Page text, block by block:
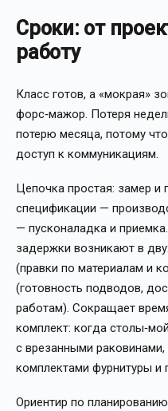
Сроки: от
работу
Класс готов, а «мокрая»
форс‑мажор. Потеря
потерю месяца, потому
доступ к коммуникациям.
Цепочка простая: замер и
спецификации —
— пусконаладка и
задержки возникают в
(правки по материалам и
(готовность подводов,
работам). Сокращает
комплект: когда
с врезанными
комплектами фурнитуры и
Ориентир по